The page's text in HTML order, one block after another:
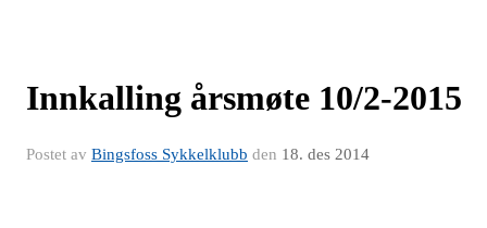
Innkalling årsmøte 10/2-2015
Postet av Bingsfoss Sykkelklubb den 18. des 2014